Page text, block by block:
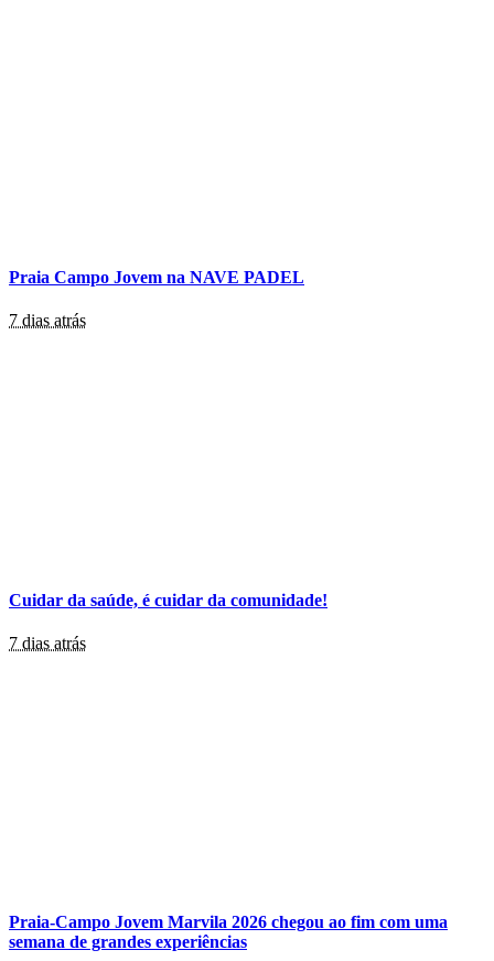
Praia Campo Jovem na NAVE PADEL
7 dias atrás
Cuidar da saúde, é cuidar da comunidade!
7 dias atrás
Praia-Campo Jovem Marvila 2026 chegou ao fim com uma
semana de grandes experiências